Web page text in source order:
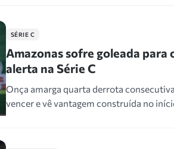
SÉRIE C
Amazonas sofre goleada para
alerta na Série C
Onça amarga quarta derrota
vencer e vê vantagem construída no